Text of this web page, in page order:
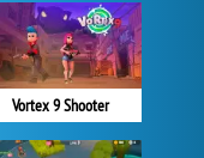
Vortex 9 Shooter